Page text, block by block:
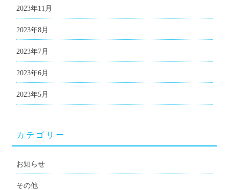
2023年11月
2023年8月
2023年7月
2023年6月
2023年5月
カテゴリー
お知らせ
その他